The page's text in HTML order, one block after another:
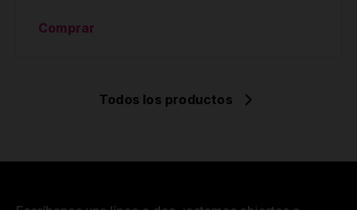
Comprar
Todos los productos